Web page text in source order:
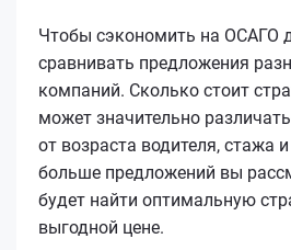
Чтобы сэкономить на ОСАГО
сравнивать предложения
компаний. Сколько стоит
может значительно
от возраста водителя, стажа
больше предложений вы
будет найти оптимальную
выгодной цене.